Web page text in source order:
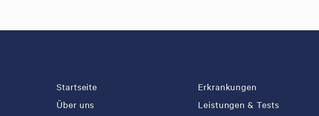
Startseite
Über uns
Erkrankungen
Leistungen & Tests